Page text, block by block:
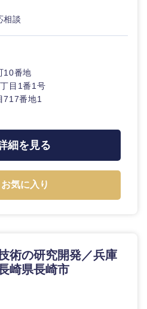
相談
10番地
目1番1号
717番地1
細を見る
お気に入り
術の研究開発／兵庫
崎県長崎市